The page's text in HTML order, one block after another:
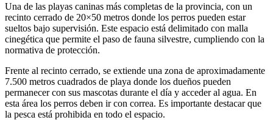
Una de las playas caninas más completas de la provincia, con un
recinto cerrado de 20×50 metros donde los perros pueden estar
sueltos bajo supervisión. Este espacio está delimitado con malla
cinegética que permite el paso de fauna silvestre, cumpliendo con la
normativa de protección.
Frente al recinto cerrado, se extiende una zona de aproximadamente
7.500 metros cuadrados de playa donde los dueños pueden
permanecer con sus mascotas durante el día y acceder al agua. En
esta área los perros deben ir con correa. Es importante destacar que
la pesca está prohibida en todo el espacio.